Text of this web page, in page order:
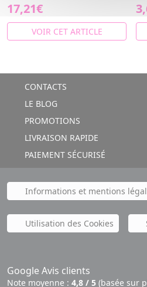
17,21€
VOIR CET ARTICLE
CONTACTS
LE BLOG
PROMOTIONS
LIVRAISON RAPIDE
PAIEMENT SÉCURISÉ
Informations et mentions
Utilisation des Cookies
Google Avis clients
Note moyenne : 4,8 / 5 (basée sur